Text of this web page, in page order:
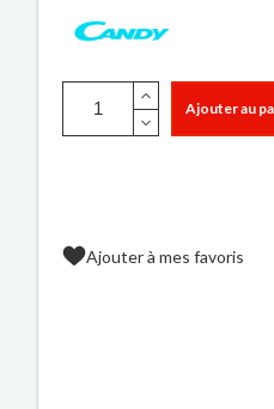
Ajouter au
Ajouter à mes favoris